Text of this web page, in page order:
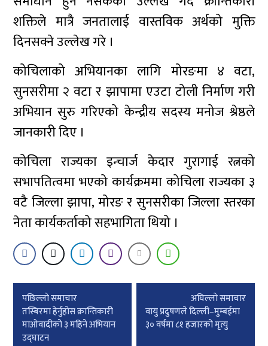
शक्तिले मात्रै जनतालाई वास्तविक अर्थको मुक्ति
दिनसक्ने उल्लेख गरे ।
कोचिलाको अभियानका लागि मोरङमा ४ वटा,
सुनसरीमा २ वटा र झापामा एउटा टोली निर्माण गरी
अभियान सुरु गरिएको केन्द्रीय सदस्य मनोज श्रेष्ठले
जानकारी दिए ।
कोचिला राज्यका इन्चार्ज केदार गुरागाई रत्नको
सभापतित्वमा भएको कार्यक्रममा कोचिला राज्यका ३
वटै जिल्ला झापा, मोरङ र सुनसरीका जिल्ला स्तरका
नेता कार्यकर्ताको सहभागिता थियो ।
Post
navigation
पछिल्लाे समाचार
तस्बिरमा हेर्नुहोस क्रान्तिकारी
माओवादीको ३ महिने अभियान
उद्घाटन
अघिल्लाे समाचार
वायु प्रदुषणले दिल्ली–मुम्बईमा
३० वर्षमा ८१ हजारको मृत्यु